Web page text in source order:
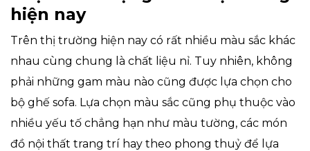
hiện nay
Trên thị trường hiện nay có rất nhiều màu sắc khác
nhau cùng chung là chất liệu nỉ. Tuy nhiên, không
phải những gam màu nào cũng được lựa chọn cho
bộ ghế sofa. Lựa chọn màu sắc cũng phụ thuộc vào
nhiều yếu tố chẳng hạn như màu tường, các món
đồ nội thất trang trí hay theo phong thuỷ để lựa